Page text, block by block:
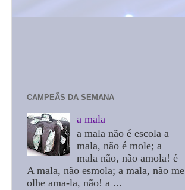
CAMPEÃS DA SEMANA
a mala
a mala não é escola a
mala, não é mole; a
mala não, não amola! é
A mala, não esmola; a mala, não me
olhe ama-la, não! a ...